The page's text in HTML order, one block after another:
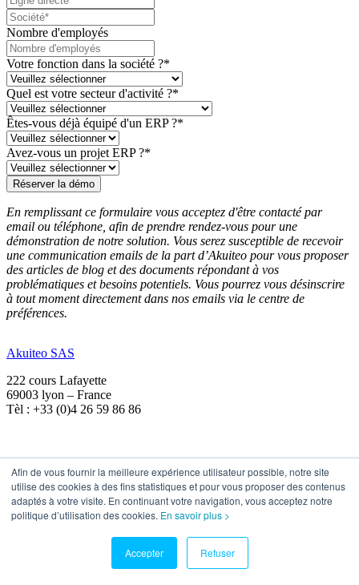
Afin de vous fournir la meilleure expérience utilisateur possible, notre site
utilise des cookies à des fins statistiques et pour vous proposer des contenus
adaptés à votre visite. En continuant votre navigation, vous acceptez notre
politique d’utilisation des cookies. En savoir plus >
Accepter Refuser
Nombre d'employés
Votre fonction dans la société ?*
Quel est votre secteur d'activité ?*
Êtes-vous déjà équipé d'un ERP ?*
Avez-vous un projet ERP ?*
En remplissant ce formulaire vous acceptez d'être contacté par
email ou téléphone, afin de prendre rendez-vous pour une
démonstration de notre solution. Vous serez susceptible de recevoir
une communication emails de la part d’Akuiteo pour vous proposer
des articles de blog et des documents répondant à vos
problématiques et besoins potentiels. Vous pourrez vous désinscrire
à tout moment directement dans nos emails via le centre de
préférences.
Akuiteo SAS
222 cours Lafayette
69003 lyon – France
Tèl : +33 (0)4 26 59 86 86
Notre Société
Nos partenaires
Nos clients
Leurs témoignages